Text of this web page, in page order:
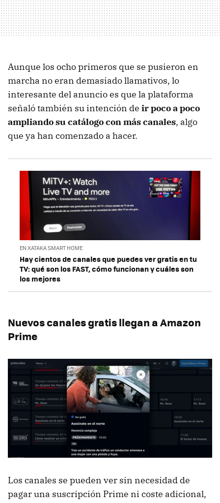
Aunque los ocho primeros que se pusieron en
marcha no eran demasiado llamativos, lo
interesante del anuncio es que la plataforma
señaló también su intención de ir poco a poco
ampliando su catálogo con más canales, algo
que ya han comenzado a hacer.
EN XATAKA SMART HOME
Hay cientos de canales que puedes ver gratis en tu
TV: qué son los FAST, cómo funcionan y cuáles son
los mejores
Nuevos canales gratis llegan a Amazon
Prime
Los canales se pueden ver sin necesidad de
pagar una suscripción Prime ni coste adicional,